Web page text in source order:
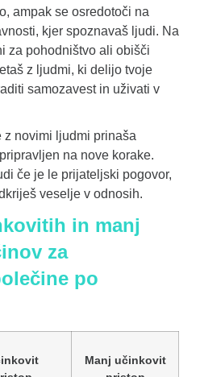
ampak se osredotoči na
kjer spoznavaš ljudi. Na
za pohodništvo ali obišči
z ljudmi, ki delijo tvoje
samozavest in uživati v
novimi ljudmi prinaša
na nove korake.
če je le prijateljski pogovor,
veselje v odnosih.
in manj
za
po
Manj učinkovit